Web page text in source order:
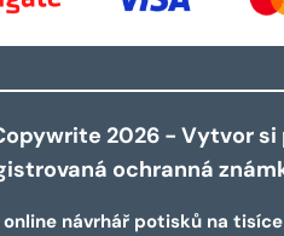
2026 - Vytvor si
ochranná
návrhář potisků na